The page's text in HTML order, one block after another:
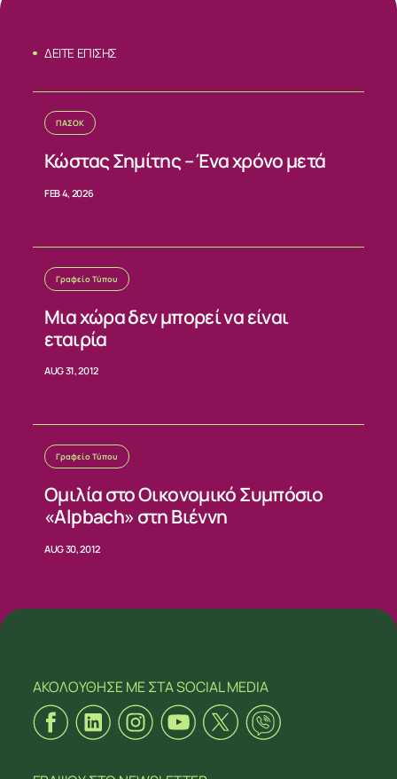
ΝΕΑ
ΕΠΙΚΟΙΝΩΝΙΑ
ΔΕΙΤΕ ΕΠΙΣΗΣ
ΠΑΣΟΚ
Κώστας Σημίτης – Ένα χρόνο μετά
FEB 4, 2026
Γραφείο Τύπου
Μια χώρα δεν μπορεί να είναι
εταιρία
AUG 31, 2012
Γραφείο Τύπου
Ομιλία στο Οικονομικό Συμπόσιο
«Alpbach» στη Βιέννη
AUG 30, 2012
ΑΚΟΛΟΥΘΗΣΕ ΜΕΣΤΑ SOCIAL MEDIA